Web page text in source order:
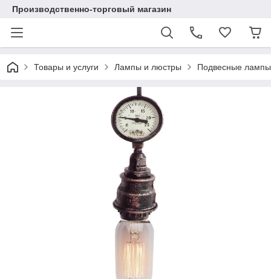
Производственно-торговый магазин
Товары и услуги Лампы и люстры Подвесные лампы